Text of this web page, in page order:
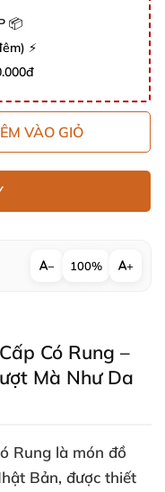
📦
⚡
VÀO GIỎ
− 100% +
Có Rung –
Mà Như Da
Rung là món đồ
Bản, được thiết